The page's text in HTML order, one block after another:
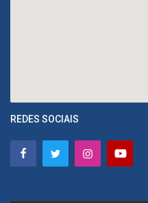
REDES SOCIAIS